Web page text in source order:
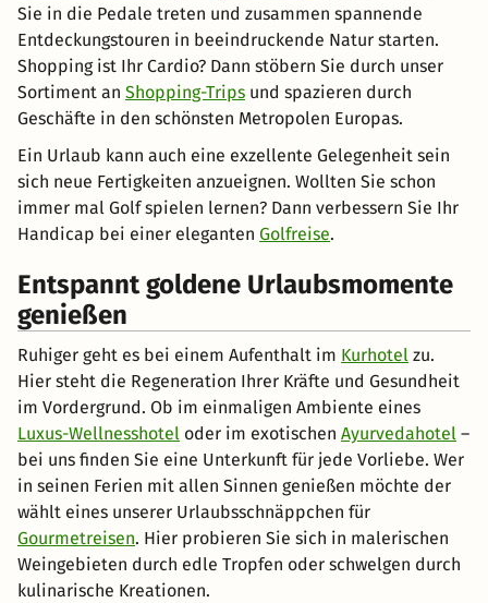
Sie in die Pedale treten und zusammen spannende
Entdeckungstouren in beeindruckende Natur starten.
Shopping ist Ihr Cardio? Dann stöbern Sie durch unser
Sortiment an Shopping-Trips und spazieren durch
Geschäfte in den schönsten Metropolen Europas.
Ein Urlaub kann auch eine exzellente Gelegenheit sein
sich neue Fertigkeiten anzueignen. Wollten Sie schon
immer mal Golf spielen lernen? Dann verbessern Sie Ihr
Handicap bei einer eleganten Golfreise.
Entspannt goldene Urlaubsmomente
genießen
Ruhiger geht es bei einem Aufenthalt im Kurhotel zu.
Hier steht die Regeneration Ihrer Kräfte und Gesundheit
im Vordergrund. Ob im einmaligen Ambiente eines
Luxus-Wellnesshotel oder im exotischen Ayurvedahotel –
bei uns finden Sie eine Unterkunft für jede Vorliebe. Wer
in seinen Ferien mit allen Sinnen genießen möchte der
wählt eines unserer Urlaubsschnäppchen für
Gourmetreisen. Hier probieren Sie sich in malerischen
Weingebieten durch edle Tropfen oder schwelgen durch
kulinarische Kreationen.